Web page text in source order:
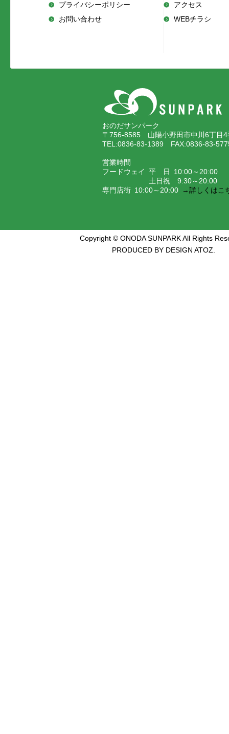
プライバシーポリシー
アクセス
お問い合わせ
WEBチラシ
おのだサンパーク
〒756-8585 山陽小野田市中川6丁目4
TEL:0836-83-1389 FAX:0836-83-
営業時間
フードウェイ 平 日 10:00～20:00
土日祝 9:30～20:00
専門店街 10:00～20:00 →詳しくはこ
Copyright © ONODA SUNPARK All Rights
PRODUCED BY DESIGN ATOZ.